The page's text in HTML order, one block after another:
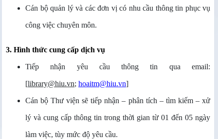
Cán bộ quản lý và các đơn vị có nhu cầu thông tin phục vụ
công việc chuyên môn.
3. Hình thức cung cấp dịch vụ
Tiếp nhận yêu cầu thông tin qua email:
[library@hiu.vn; hoaitm@hiu.vn]
Cán bộ Thư viện sẽ tiếp nhận – phân tích – tìm kiếm – xử
lý và cung cấp thông tin trong thời gian từ 01 đến 05 ngày
làm việc, tùy mức độ yêu cầu.